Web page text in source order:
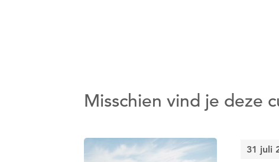
Misschien vind je deze
31 juli